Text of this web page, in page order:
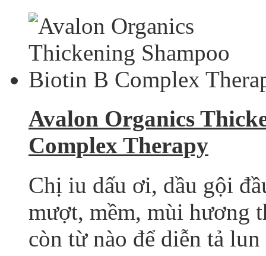
Avalon Organics
Complex Therapy
Chị iu dấu ơi, dầu gội
mượt, mềm, mùi hương
còn từ nào để diễn tả